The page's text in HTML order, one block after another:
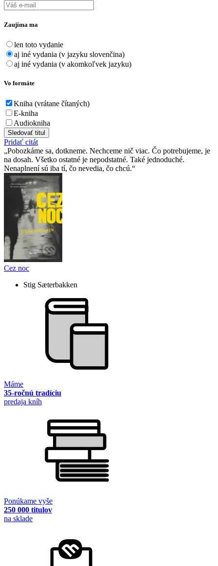
Zaujíma ma
len toto vydanie
aj iné vydania (v jazyku slovenčina)
aj iné vydania (v akomkoľvek jazyku)
Vo formáte
Kniha (vrátane čítaných)
E-kniha
Audiokniha
Sledovať titul
Pridať citát
Pobozkáme sa, dotkneme. Nechceme nič viac. Čo potrebujeme, je
na dosah. Všetko ostatné je nepodstatné. Také jednoduché.
Nenaplnení sú iba tí, čo nevedia, čo chcú.
Cez noc
Stig Sæterbakken
Máme
35-ročnú tradíciu
predaja kníh
Ponúkame vyše
250 000 titulov
na sklade